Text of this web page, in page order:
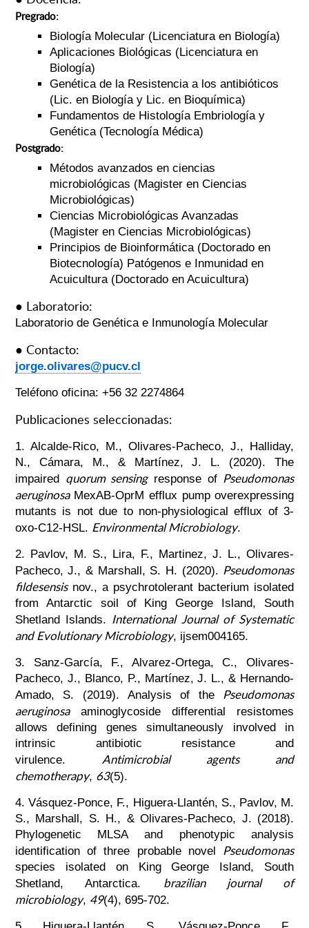
Pregrado:
Biología Molecular (Licenciatura en Biología)
Aplicaciones Biológicas (Licenciatura en
Biología)
Genética de la Resistencia a los antibióticos
(Lic. en Biología y Lic. en Bioquímica)
Fundamentos de Histología Embriología y
Genética (Tecnología Médica)
Postgrado:
Métodos avanzados en ciencias
microbiológicas (Magister en Ciencias
Microbiológicas)
Ciencias Microbiológicas Avanzadas
(Magister en Ciencias Microbiológicas)
Principios de Bioinformática (Doctorado en
Biotecnología) Patógenos e Inmunidad en
Acuicultura (Doctorado en Acuicultura)
● Laboratorio:
Laboratorio de Genética e Inmunología Molecular
● Contacto:
jorge.olivares@pucv.cl
Teléfono oficina: +56 32 2274864
Publicaciones seleccionadas:
1. Alcalde‐Rico, M., Olivares‐Pacheco, J., Halliday,
N., Cámara, M., & Martínez, J. L. (2020). The
impaired quorum sensingresponse of Pseudomonas
aeruginosaMexAB‐OprM efflux pump overexpressing
mutants is not due to non‐physiological efflux of 3‐
oxo‐C12‐HSL. Environmental Microbiology.
2.
Pavlov, M. S., Lira, F., Martinez, J. L., Olivares-
Pacheco, J., & Marshall, S. H. (2020). Pseudomonas
fildesensisnov., a psychrotolerant bacterium isolated
from Antarctic soil of King George Island, South
Shetland Islands. International Journal of Systematic
and Evolutionary Microbiology, ijsem004165.
3. Sanz-García, F., Alvarez-Ortega, C., Olivares-
Pacheco, J., Blanco, P., Martínez, J. L., & Hernando-
Amado, S. (2019). Analysis of the Pseudomonas
aeruginosaaminoglycoside differential resistomes
allows defining genes simultaneously involved in
intrinsic antibiotic resistance and
virulence. Antimicrobial agents and
chemotherapy, 63(5).
4. Vásquez-Ponce, F., Higuera-Llantén, S., Pavlov, M.
S., Marshall, S. H., & Olivares-Pacheco, J. (2018).
Phylogenetic MLSA and phenotypic analysis
identification of three probable novel Pseudomonas
species isolated on King George Island, South
Shetland, Antarctica. brazilian journal of
microbiology, 49(4), 695-702.